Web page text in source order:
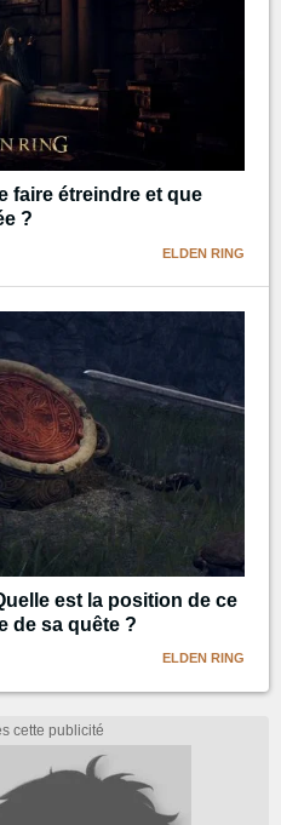
?
ELDEN RING
est la position de ce
de sa quête ?
ELDEN RING